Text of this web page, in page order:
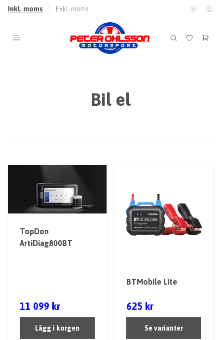
Inkl. moms Exkl. moms
Bil el
TopDon
ArtiDiag800BT
11 099 kr
Lägg i korgen
BTMobile Lite
625 kr
Se varianter